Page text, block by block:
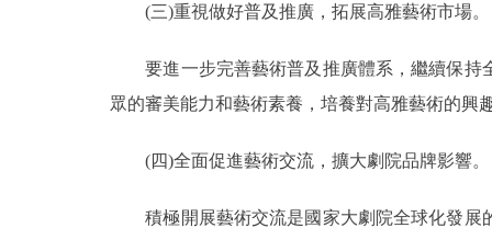
(三)重視做好普及推廣，拓展高雅藝術市場。
要進一步完善藝術普及推廣體系，繼續保持
眾的審美能力和藝術素養，培養對高雅藝術的興
(四)全面促進藝術交流，擴大劇院品牌影響。
積極開展藝術交流是國家大劇院全球化發展